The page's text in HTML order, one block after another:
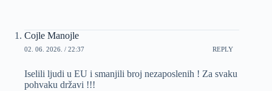
Cojle Manojle
02. 06. 2026. / 22:37 REPLY
Iselili ljudi u EU i smanjili broj nezaposlenih ! Za svaku
pohvaku državi !!!